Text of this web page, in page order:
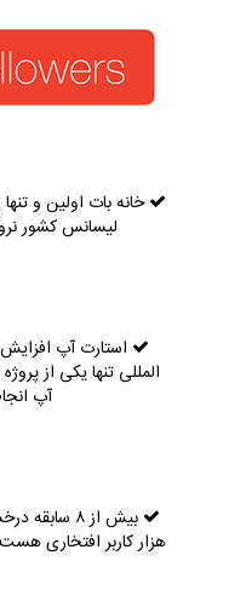
خانه بات اولین و
لیسانس کشور
استارت آپ افزایش
آپ
هزار کاربر افتخاری